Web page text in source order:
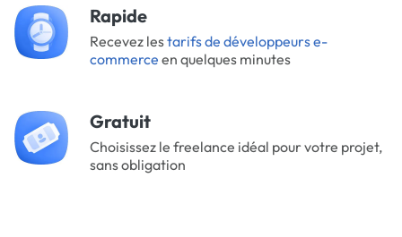
Rapide
Recevez lestarifs de développeurs e-
commerce en quelques minutes
Gratuit
Choisissez le freelance idéal pour votre projet,
sans obligation